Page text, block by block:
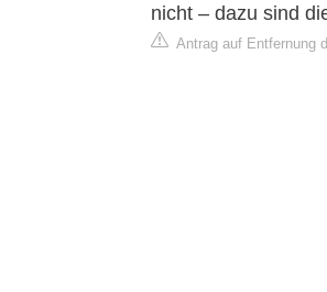
nicht – dazu sind
Antrag auf Entfernung